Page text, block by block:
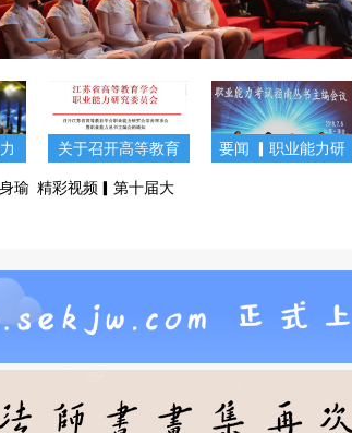
关于召开高等教育
学会职业能力研究
要闻 ▎职业能力研
瑜 精彩视频▎第十届大